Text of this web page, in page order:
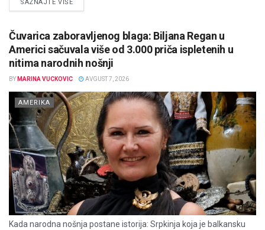
SAZNAJTE VIŠEDETAILS
Čuvarica zaboravljenog blaga: Biljana Regan u
Americi sačuvala više od 3.000 priča ispletenih u
nitima narodnih nošnji
BY MARINA VUCKOVIC AVGUST 7, 2026
AMERIKA
Kada narodna nošnja postane istorija: Srpkinja koja je balkansku